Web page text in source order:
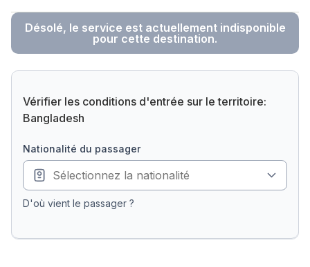
Désolé, le service est actuellement indisponible
pour cette destination.
Vérifier les conditions d'entrée sur le territoire:
Bangladesh
nationalité du passager
D'où vient le passager ?